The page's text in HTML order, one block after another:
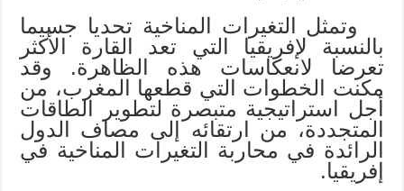
وتمثل التغيرات المناخية تحديا جسيما
بالنسبة لإفريقيا التي تعد القارة الأكثر
تعرضا لانعكاسات هذه الظاهرة. وقد
مكنت الخطوات التي قطعها المغرب، من
أجل استراتيجية متبصرة لتطوير الطاقات
المتجددة، من ارتقائه إلى مصاف الدول
الرائدة في محاربة التغيرات المناخية في
إفريقيا.